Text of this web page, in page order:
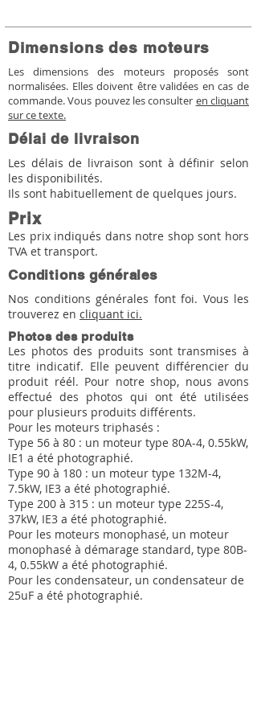
Dimensions des moteurs
Les dimensions des moteurs proposés sont
normalisées. Elles doivent être validées en cas de
commande. Vous pouvez les consulter en cliquant
sur ce texte.
Délai de livraison
Les délais de livraison sont à définir selon
les disponibilités.
Ils sont habituellement de quelques jours.
Prix
Les prix indiqués dans notre shop sont hors
TVA et transport.
Conditions générales
Nos conditions générales font foi. Vous les
trouverez en cliquant ici.
Photos des produits
Les photos des produits sont transmises à
titre indicatif. Elle peuvent différencier du
produit réél. Pour notre shop, nous avons
effectué des photos qui ont été utilisées
pour plusieurs produits différents.
Pour les moteurs triphasés :
Type 56 à 80 : un moteur type 80A-4, 0.55kW,
IE1 a été photographié.
Type 90 à 180 : un moteur type 132M-4,
7.5kW, IE3 a été photographié.
Type 200 à 315 : un moteur type 225S-4,
37kW, IE3 a été photographié.
Pour les moteurs monophasé, un moteur
monophasé à démarage standard, type 80B-
4, 0.55kW a été photographié.
Pour les condensateur, un condensateur de
25uF a été photographié.